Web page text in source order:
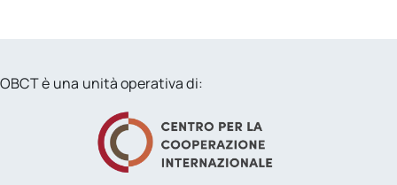
OBCT è una unità operativa di: